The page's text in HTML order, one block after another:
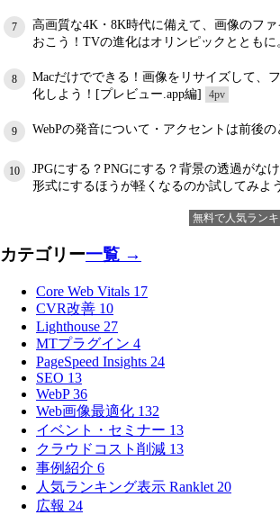
7
高画質な4K・8K時代に備えて、画像のフ
おこう！TVの進化はオリンピックとともに
8
Macだけでできる！画像をリサイズして、
化しよう！[プレビュー.app編]
4pv
9 WebPの発音について・アクセントは前後の
10
JPGにする？PNGにする？背景の透過がな
形式にするほうが軽くなるのか試してみよ
無料で人気ラン
カテゴリー一覧 →
Core Web Vitals 17
CVR改善 10
Lighthouse 27
MTプラグイン 4
PageSpeed Insights 24
SEO 13
WebP36
Web画像最適化 132
イベント・セミナー 13
クラウドコスト削減 13
事例紹介 6
人気ランキング表示 Ranklet 20
広報 24